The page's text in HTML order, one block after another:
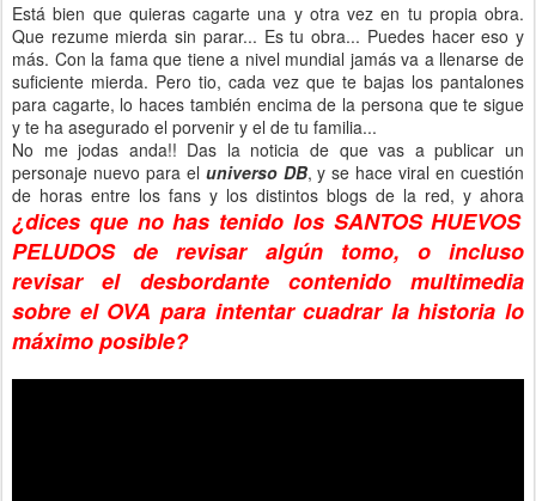
Está bien que quieras cagarte una y otra vez en tu propia obra.
Que rezume mierda sin parar... Es tu obra... Puedes hacer eso y
más. Con la fama que tiene a nivel mundial jamás va a llenarse de
suficiente mierda. Pero tio, cada vez que te bajas los pantalones
para cagarte, lo haces también encima de la persona que te sigue
y te ha asegurado el porvenir y el de tu familia...
No me jodas anda!! Das la noticia de que vas a publicar un
personaje nuevo para el universo DB, y se hace viral en cuestión
de horas entre los fans y los distintos blogs de la red, y ahora
¿dices que no has tenido los SANTOS HUEVOS
PELUDOS de revisar algún tomo, o incluso
revisar el desbordante contenido multimedia
sobre el OVA para intentar cuadrar la historia lo
máximo posible?